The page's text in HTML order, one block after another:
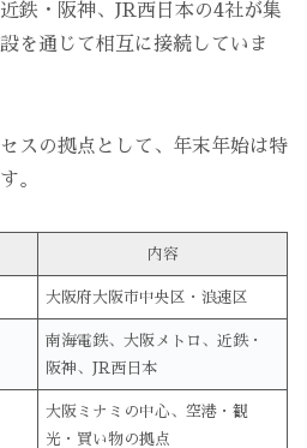
鉄・阪神、JR西日本の4社が集
を通じて相互に接続していま
スの拠点として、年末年始は特
。
内容
大阪府大阪市中央区・浪速区
南海電鉄、大阪メトロ、近鉄・
阪神、JR西日本
大阪ミナミの中心、空港・観
光・買い物の拠点